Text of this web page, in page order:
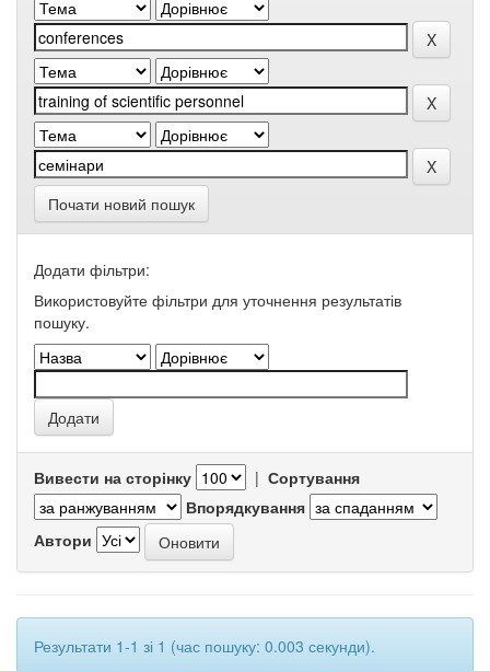
Почати новий пошук
Додати фільтри:
Використовуйте фільтри для уточнення результатів
пошуку.
Вивести на сторінку | Сортування
Впорядкування
Автори
Результати 1-1 зі 1 (час пошуку: 0.003 секунди).